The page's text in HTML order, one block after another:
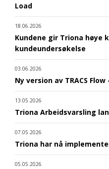
Load
18.06.2026
Kundene gir Triona høye
kundeundersøkelse
03.06.2026
Ny version av TRACS Flow
13.05.2026
Triona Arbeidsvarsling
07.05.2026
Triona har nå
05.05.2026